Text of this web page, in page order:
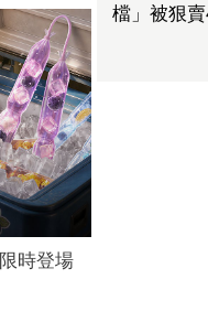
時登場
檔」被狠